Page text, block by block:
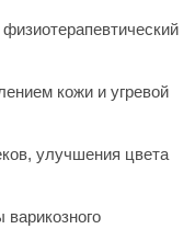
кожи и угревой
улучшения цвета